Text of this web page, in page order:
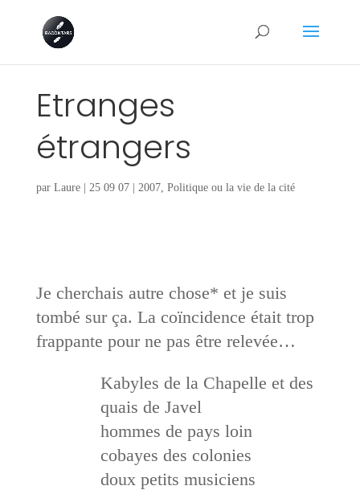
Etranges
étrangers
par Laure| 25 09 07| 2007, Politique ou la vie de la cité
Je cherchais autre chose* et je suis
tombé sur ça. La coïncidence était trop
frappante pour ne pas être relevée…
Kabyles de la Chapelle et des
quais de Javel
hommes de pays loin
cobayes des colonies
doux petits musiciens